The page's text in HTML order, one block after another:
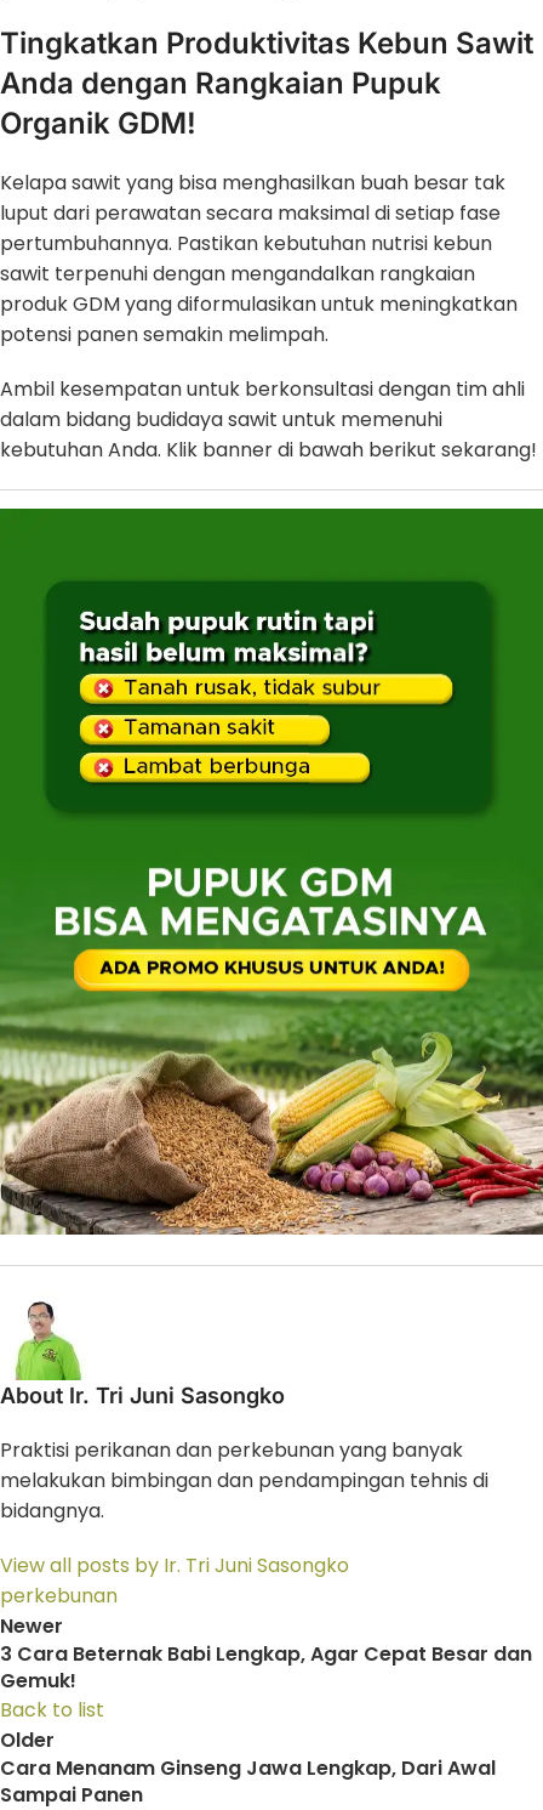
Tingkatkan Produktivitas Kebun Sawit
Anda dengan Rangkaian Pupuk
Organik GDM!
Kelapa sawit yang bisa menghasilkan buah besar tak
luput dari perawatan secara maksimal di setiap fase
pertumbuhannya. Pastikan kebutuhan nutrisi kebun
sawit terpenuhi dengan mengandalkan rangkaian
produk GDM yang diformulasikan untuk meningkatkan
potensi panen semakin melimpah.
Ambil kesempatan untuk berkonsultasi dengan tim ahli
dalam bidang budidaya sawit untuk memenuhi
kebutuhan Anda. Klik banner di bawah berikut sekarang!
About Ir. Tri Juni Sasongko
Praktisi perikanan dan perkebunan yang banyak
melakukan bimbingan dan pendampingan tehnis di
bidangnya.
View all posts by Ir. Tri Juni Sasongko
perkebunan
Newer
3 Cara Beternak Babi Lengkap, Agar Cepat Besar dan
Gemuk!
Back to list
Older
Cara Menanam Ginseng Jawa Lengkap, Dari Awal
Sampai Panen